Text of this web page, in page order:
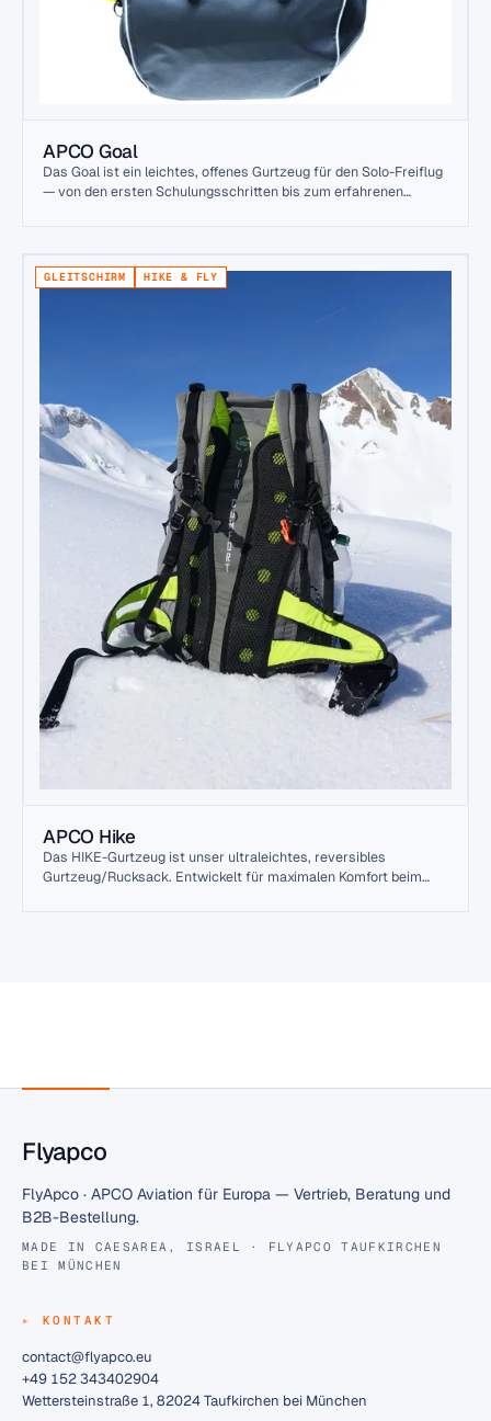
APCO Goal
Das Goal ist ein leichtes, offenes Gurtzeug für den Solo-Freiflug
— von den ersten Schulungsschritten bis zum erfahrenen
GLEITSCHIRM HIKE & FLY
APCO Hike
Das HIKE-Gurtzeug ist unser ultraleichtes, reversibles
Gurtzeug/Rucksack. Entwickelt für maximalen Komfort beim
Flyapco
FlyApco · APCO Aviation für Europa — Vertrieb, Beratung und
B2B-Bestellung.
MADE IN CAESAREA, ISRAEL · FLYAPCO TAUFKIRCHEN
BEI MÜNCHEN
KONTAKT
contact@flyapco.eu
+49 152 343402904
Wettersteinstraße 1, 82024 Taufkirchen bei München